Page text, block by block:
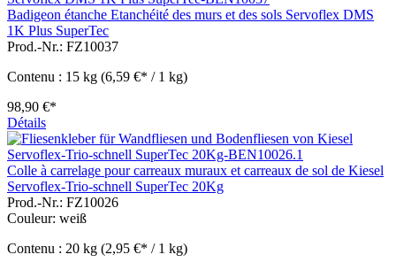
Badigeon étanche Etanchéité des murs et des sols Servoflex DMS
1K Plus SuperTec
Prod.-Nr.: FZ10037
Contenu : 15 kg (6,59 €* / 1 kg)
98,90 €*
Détails
Colle à carrelage pour carreaux muraux et carreaux de sol de Kiesel
Servoflex-Trio-schnell SuperTec 20Kg
Prod.-Nr.: FZ10026
Couleur: weiß
Contenu : 20 kg (2,95 €* / 1 kg)